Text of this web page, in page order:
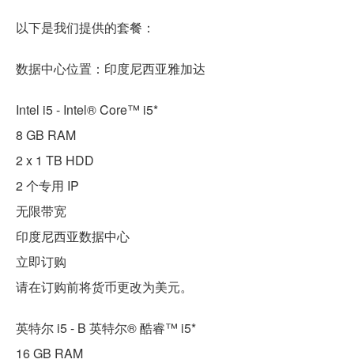
以下是我们提供的套餐：
数据中心位置：印度尼西亚雅加达
Intel i5 - Intel® Core™ i5*
8 GB RAM
2 x 1 TB HDD
2 个专用 IP
无限带宽
印度尼西亚数据中心
立即订购
请在订购前将货币更改为美元。
英特尔 i5 - B 英特尔® 酷睿™ i5*
16 GB RAM